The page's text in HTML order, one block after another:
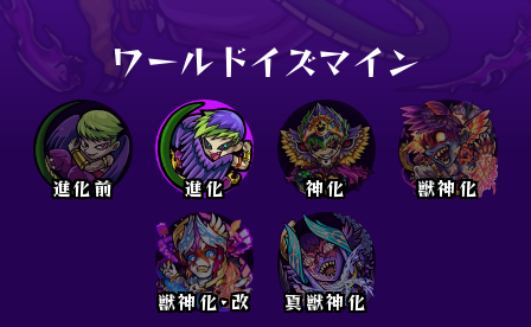
ワールドイズマイン
進化前 進化 神化 獣神化
獣神化･改 真獣神化